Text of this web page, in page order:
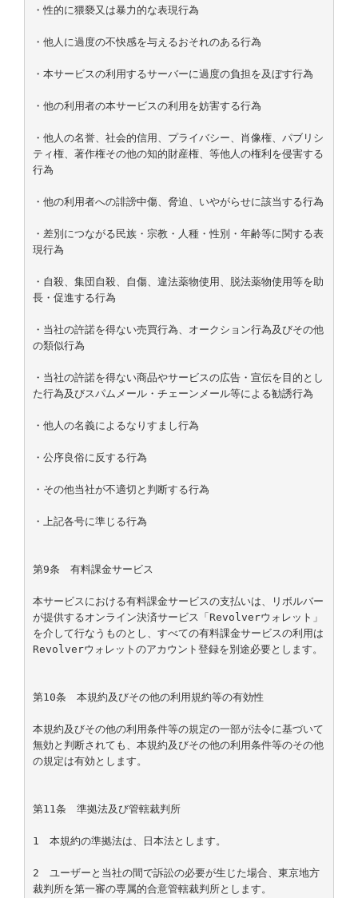
・性的に猥褻又は暴力的な表現行為
・他人に過度の不快感を与えるおそれのある行為
・本サービスの利用するサーバーに過度の負担を及ぼす行為
・他の利用者の本サービスの利用を妨害する行為
・他人の名誉、社会的信用、プライバシー、肖像権、パブリシ
ティ権、著作権その他の知的財産権、等他人の権利を侵害する
行為
・他の利用者への誹謗中傷、脅迫、いやがらせに該当する行為
・差別につながる民族・宗教・人種・性別・年齢等に関する表
現行為
・自殺、集団自殺、自傷、違法薬物使用、脱法薬物使用等を助
長・促進する行為
・当社の許諾を得ない売買行為、オークション行為及びその他
の類似行為
・当社の許諾を得ない商品やサービスの広告・宣伝を目的とし
た行為及びスパムメール・チェーンメール等による勧誘行為
・他人の名義によるなりすまし行為
・公序良俗に反する行為
・その他当社が不適切と判断する行為
・上記各号に準じる行為
第9条　有料課金サービス
本サービスにおける有料課金サービスの支払いは、リボルバー
が提供するオンライン決済サービス「Revolverウォレット」
を介して行なうものとし、すべての有料課金サービスの利用は
Revolverウォレットのアカウント登録を別途必要とします。
第10条　本規約及びその他の利用規約等の有効性
本規約及びその他の利用条件等の規定の一部が法令に基づいて
無効と判断されても、本規約及びその他の利用条件等のその他
の規定は有効とします。
第11条　準拠法及び管轄裁判所
1　本規約の準拠法は、日本法とします。
2　ユーザーと当社の間で訴訟の必要が生じた場合、東京地方
裁判所を第一審の専属的合意管轄裁判所とします。